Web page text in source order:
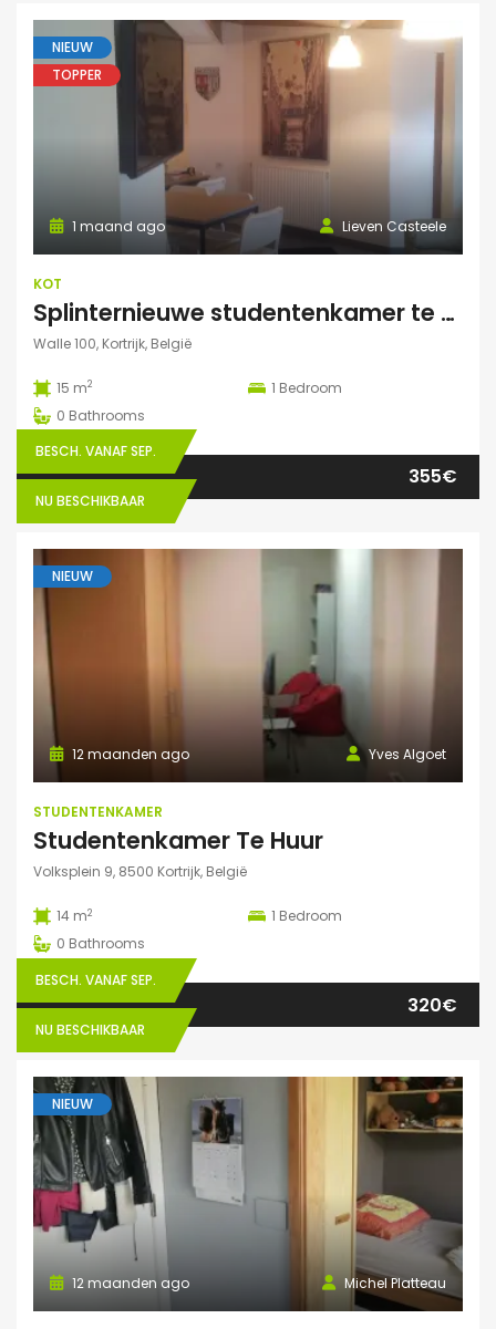
NIEUW
TOPPER
Lieven Casteele
1 maand ago
KOT
Splinternieuwe studentenkamer te huur in authentiek herenhuis
Walle 100, Kortrijk, België
15 m2 1 Bedroom
0 Bathrooms
BESCH. VANAF SEP.
NU BESCHIKBAAR
355€
NIEUW
Yves Algoet
12 maanden ago
STUDENTENKAMER
Studentenkamer Te Huur
Volksplein 9, 8500 Kortrijk, België
14 m2 1 Bedroom
0 Bathrooms
BESCH. VANAF SEP.
NU BESCHIKBAAR
320€
NIEUW
Michel Platteau
12 maanden ago